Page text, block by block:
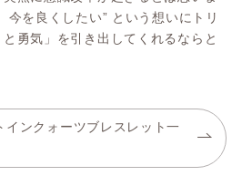
今を良くしたい” という想いにトリ
勇気」を引き出してくれるならと
インクォーツブレスレット一